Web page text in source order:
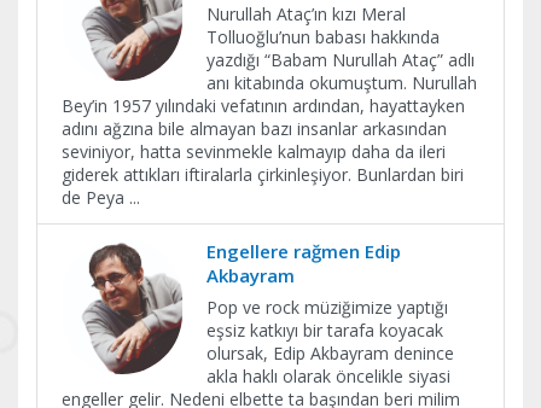
Nurullah Ataç’ın kızı Meral
Tolluoğlu’nun babası hakkında
yazdığı “Babam Nurullah Ataç” adlı
anı kitabında okumuştum. Nurullah
Bey’in 1957 yılındaki vefatının ardından, hayattayken
adını ağzına bile almayan bazı insanlar arkasından
seviniyor, hatta sevinmekle kalmayıp daha da ileri
giderek attıkları iftiralarla çirkinleşiyor. Bunlardan biri
de Peya ...
Engellere rağmen Edip
Akbayram
Pop ve rock müziğimize yaptığı
eşsiz katkıyı bir tarafa koyacak
olursak, Edip Akbayram denince
akla haklı olarak öncelikle siyasi
engeller gelir. Nedeni elbette ta başından beri milim